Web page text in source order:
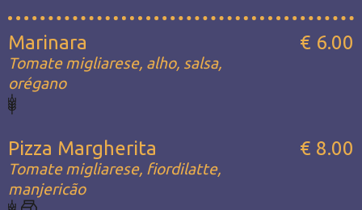
Marinara
Tomate migliarese, alho, salsa,
orégano
€ 6.00
Pizza Margherita
Tomate migliarese, fiordilatte,
manjericão
€ 8.00